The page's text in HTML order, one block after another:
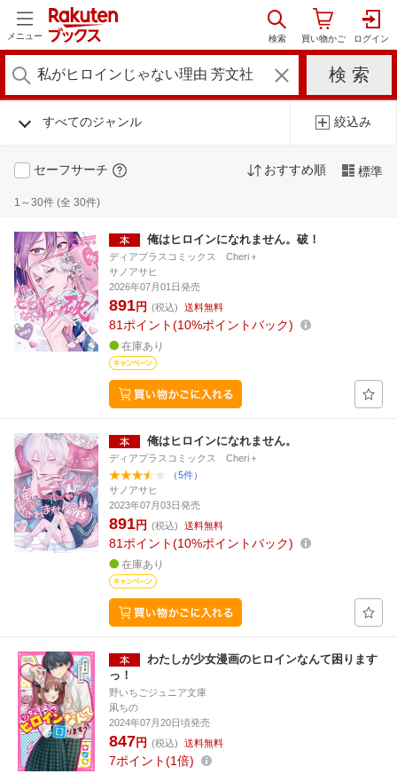
メニュー
すべてのジャンル 絞込み
セーフサーチ おすすめ順 標準
1～30件 (全 30件)
俺はヒロインになれません。破！
ディアプラスコミックス Cheri＋
サノアサヒ
2026年07月01日発売
891円 (税込) 送料無料
81 ポイント 10%ポイントバック
在庫あり
俺はヒロインになれません。
ディアプラスコミックス Cheri＋
（5件）
サノアサヒ
2023年07月03日発売
891円 (税込) 送料無料
81 ポイント 10%ポイントバック
在庫あり
わたしが少女漫画のヒロインなんて困ります
っ！
野いちごジュニア文庫
凩ちの
2024年07月20日頃発売
847円 (税込) 送料無料
7ポイント 1倍